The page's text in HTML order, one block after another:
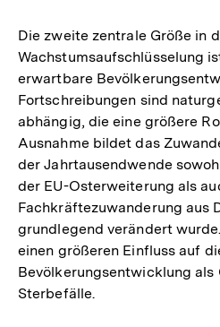
Die zweite zentrale Größe in
Wachstumsaufschlüsselung
erwartbare
Fortschreibungen sind
abhängig, die eine größere
Ausnahme bildet das
der Jahrtausendwende
der EU-Osterweiterung als
Fachkräftezuwanderung aus
grundlegend verändert
einen größeren Einfluss auf
Bevölkerungsentwicklung als
Sterbefälle.